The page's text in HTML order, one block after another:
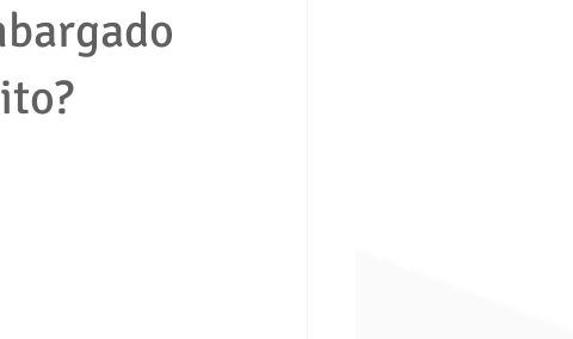
protección consumidor vivienda